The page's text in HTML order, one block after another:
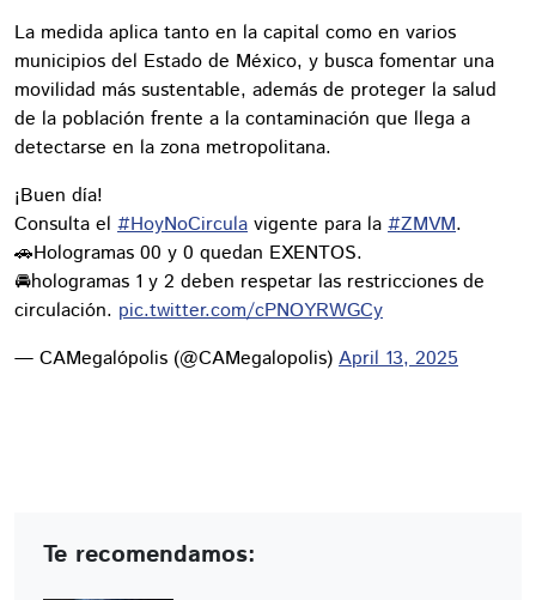
La medida aplica tanto en la capital como en varios
municipios del Estado de México, y busca fomentar una
movilidad más sustentable, además de proteger la salud
de la población frente a la contaminación que llega a
detectarse en la zona metropolitana.
¡Buen día!
Consulta el #HoyNoCircula vigente para la #ZMVM.
🚗Hologramas 00 y 0 quedan EXENTOS.
🚘hologramas 1 y 2 deben respetar las restricciones de
circulación. pic.twitter.com/cPNOYRWGCy
— CAMegalópolis (@CAMegalopolis) April 13, 2025
Te recomendamos: